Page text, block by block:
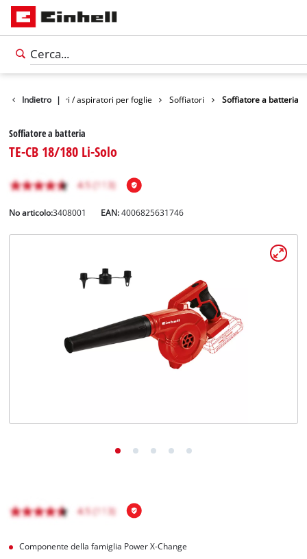
Indietro |
Soffiatori / aspiratori per foglie Soffiatori Soffiatore a batteria
Soffiatore a batteria
TE-CB 18/180 Li-Solo
No articolo:3408001 EAN:4006825631746
Componente della famiglia Power X-Change